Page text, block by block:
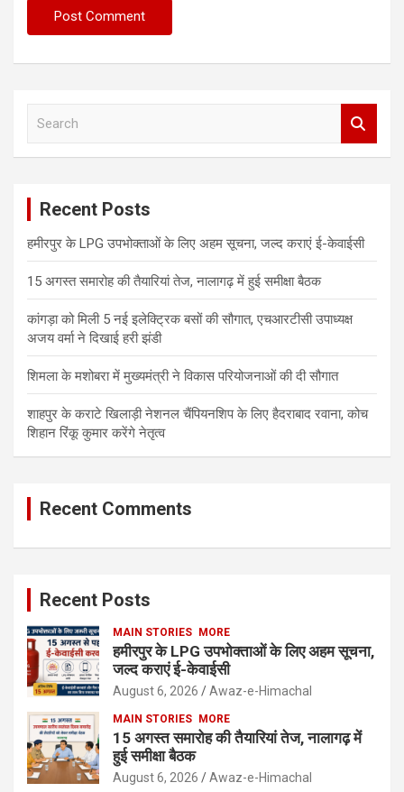
Recent Posts
हमीरपुर के LPG उपभोक्ताओं के लिए अहम सूचना, जल्द कराएं ई-केवाईसी
15 अगस्त समारोह की तैयारियां तेज, नालागढ़ में हुई समीक्षा बैठक
कांगड़ा को मिली 5 नई इलेक्ट्रिक बसों की सौगात, एचआरटीसी उपाध्यक्ष
अजय वर्मा ने दिखाई हरी झंडी
शिमला के मशोबरा में मुख्यमंत्री ने विकास परियोजनाओं की दी सौगात
शाहपुर के कराटे खिलाड़ी नेशनल चैंपियनशिप के लिए हैदराबाद रवाना, कोच
शिहान रिंकू कुमार करेंगे नेतृत्व
Recent Comments
Recent Posts
MAIN STORIES MORE
हमीरपुर के LPG उपभोक्ताओं के लिए अहम सूचना,
जल्द कराएं ई-केवाईसी
August 6, 2026 Awaz-e-Himachal
MAIN STORIES MORE
15 अगस्त समारोह की तैयारियां तेज, नालागढ़ में
हुई समीक्षा बैठक
August 6, 2026 Awaz-e-Himachal